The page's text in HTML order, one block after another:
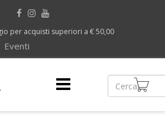
per acquisti superiori a € 50,00
Eventi